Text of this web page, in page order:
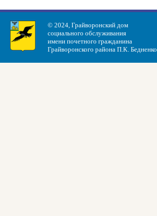
© 2024, Грайворонский дом
социального обслуживания
имени почетного гражданина
Грайворонского района П.К. Бедненко